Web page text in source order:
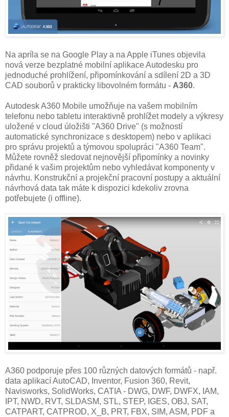
Na apríla se na Google Play a na Apple iTunes objevila
nová verze bezplatné mobilní aplikace Autodesku pro
jednoduché prohlížení, připomínkování a sdílení 2D a 3D
CAD souborů v prakticky libovolném formátu - A360.
Autodesk A360 Mobile umožňuje na vašem mobilním
telefonu nebo tabletu interaktivně prohlížet modely a výkresy
uložené v cloud úložišti "A360 Drive" (s možností
automatické synchronizace s desktopem) nebo v aplikaci
pro správu projektů a týmovou spolupráci "A360 Team".
Můžete rovněž sledovat nejnovější připomínky a novinky
přidané k vašim projektům nebo vyhledávat komponenty v
návrhu. Konstrukční a projekční pracovní postupy a aktuální
návrhová data tak máte k dispozici kdekoliv zrovna
potřebujete (i offline).
A360 podporuje přes 100 různých datových formátů - např.
data aplikací AutoCAD, Inventor, Fusion 360, Revit,
Navisworks, SolidWorks, CATIA - DWG, DWF, DWFX, IAM,
IPT, NWD, RVT, SLDASM, STL, STEP, IGES, OBJ, SAT,
CATPART, CATPROD, X_B, PRT, FBX, SIM, ASM, PDF a